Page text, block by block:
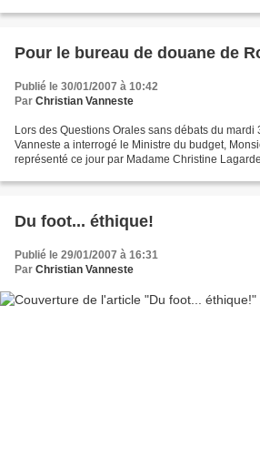
Pour le bureau de douane de
Publié le 30/01/2007 à 10:42
Par Christian Vanneste
Lors des Questions Orales sans débats du mardi
Vanneste a interrogé le Ministre du budget,
représenté ce jour par Madame Christine
Du foot... éthique!
Publié le 29/01/2007 à 16:31
Par Christian Vanneste